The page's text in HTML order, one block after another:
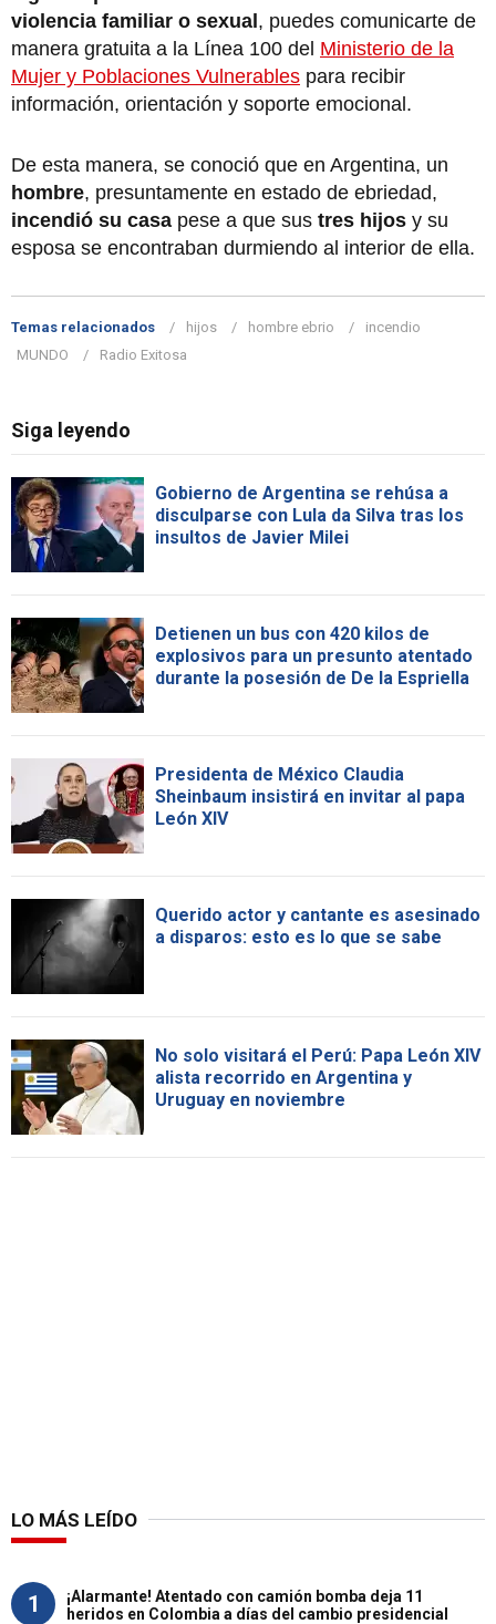
violencia familiar o sexual, puedes comunicarte de
manera gratuita a la Línea 100 del Ministerio de la
Mujer y Poblaciones Vulnerables para recibir
información, orientación y soporte emocional.
De esta manera, se conoció que en Argentina, un
hombre, presuntamente en estado de ebriedad,
incendió su casa pese a que sus tres hijos y su
esposa se encontraban durmiendo al interior de ella.
Temas relacionados hijos hombre ebrio
incendio
MUNDO
Radio Exitosa
Siga leyendo
Gobierno de Argentina se rehúsa a
disculparse con Lula da Silva tras los
insultos de Javier Milei
Detienen un bus con 420 kilos de
explosivos para un presunto atentado
durante la posesión de De la Espriella
Presidenta de México Claudia
Sheinbaum insistirá en invitar al papa
León XIV
Querido actor y cantante es asesinado
a disparos: esto es lo que se sabe
No solo visitará el Perú: Papa León XIV
alista recorrido en Argentina y
Uruguay en noviembre
LO MÁS LEÍDO
1
¡Alarmante! Atentado con camión bomba deja 11
heridos en Colombia a días del cambio presidencial